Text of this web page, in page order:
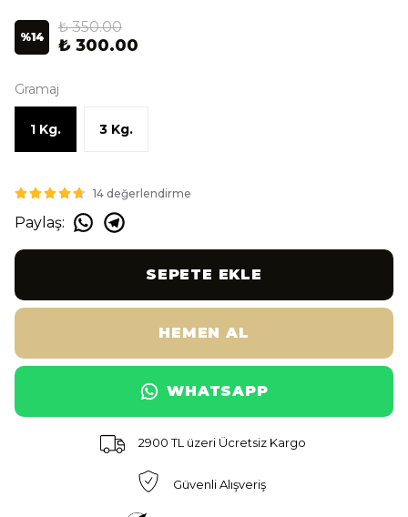
%14
₺ 350.00
₺ 300.00
Gramaj
1 Kg. 3 Kg.
14 değerlendirme
Paylaş:
SEPETE EKLE
HEMEN AL
WHATSAPP
2900 TL üzeri Ücretsiz Kargo
Güvenli Alışveriş